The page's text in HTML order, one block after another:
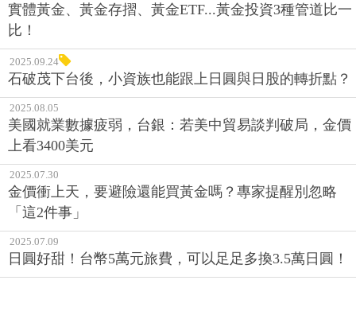
實體黃金、黃金存摺、黃金ETF...黃金投資3種管道比一
比！
2025.09.24
石破茂下台後，小資族也能跟上日圓與日股的轉折點？
2025.08.05
美國就業數據疲弱，台銀：若美中貿易談判破局，金價
上看3400美元
2025.07.30
金價衝上天，要避險還能買黃金嗎？專家提醒別忽略
「這2件事」
2025.07.09
日圓好甜！台幣5萬元旅費，可以足足多換3.5萬日圓！